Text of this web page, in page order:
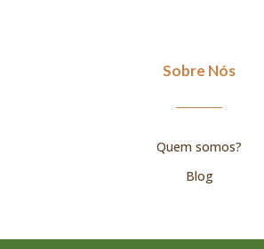
Sobre Nós
Quem somos?
Blog